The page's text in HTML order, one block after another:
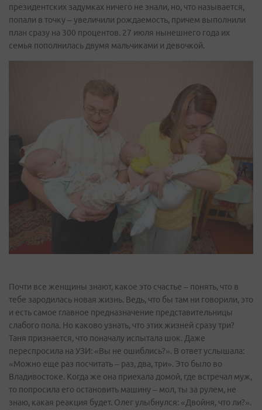
президентских задумках ничего не знали, но, что называется,
попали в точку – увеличили рождаемость, причем выполнили
план сразу на 300 процентов. 27 июля нынешнего года их
семья пополнилась двумя мальчиками и девочкой.
Почти все женщины знают, какое это счастье – понять, что в
тебе зародилась новая жизнь. Ведь, что бы там ни говорили, это
и есть самое главное предназначение представительницы
слабого пола. Но каково узнать, что этих жизней сразу три?
Таня признается, что поначалу испытала шок. Даже
переспросила на УЗИ: «Вы не ошиблись?». В ответ услышала:
«Можно еще раз посчитать – раз, два, три». Это было во
Владивостоке. Когда же она приехала домой, где встречал муж,
то попросила его остановить машину – мол, ты за рулем, не
знаю, какая реакция будет. Олег улыбнулся: «Двойня, что ли?».